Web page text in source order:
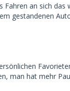
an sich das
gestandenen
man hat mehr